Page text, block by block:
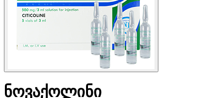
ნოვაქოლინი